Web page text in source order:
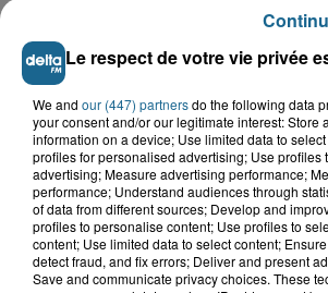
A GAGNER
Le respect de votre vie privée
We and our (447) partnersdo the following data
your consent and/or our legitimate interest: Store
information on a device; Use limited data to
profiles for personalised advertising; Use profiles
advertising; Measure advertising performance;
performance; Understand audiences through
of data from different sources; Develop and
profiles to personalise content; Use profiles to
content; Use limited data to select content;
detect fraud, and fix errors; Deliver and present
Save and communicate privacy choices. These